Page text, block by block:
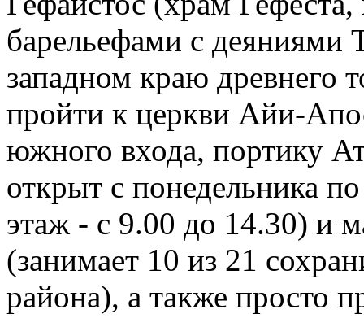
барельефами с деяниями
западном краю
пройти к церкви Айи-
южного входа, портику
открыт с понедельника
этаж - с 9.00 до 14.30) и
(занимает 10 из 21
района), а также просто